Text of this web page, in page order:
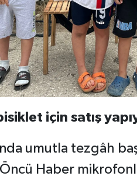
için satış
umutla tezgâh
Haber